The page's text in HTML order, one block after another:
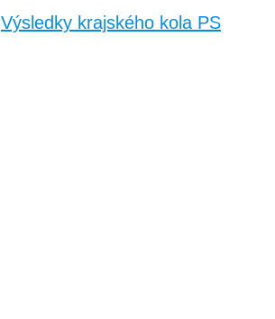
Výsledky krajského kola PS